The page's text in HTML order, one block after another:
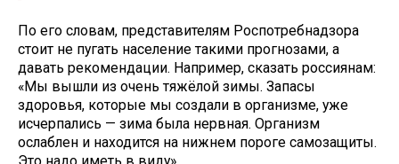
По его словам, представителям Роспотребнадзора
стоит не пугать население такими прогнозами, а
давать рекомендации. Например, сказать россиянам:
«Мы вышли из очень тяжёлой зимы. Запасы
здоровья, которые мы создали в организме, уже
исчерпались — зима была нервная. Организм
ослаблен и находится на нижнем пороге самозащиты.